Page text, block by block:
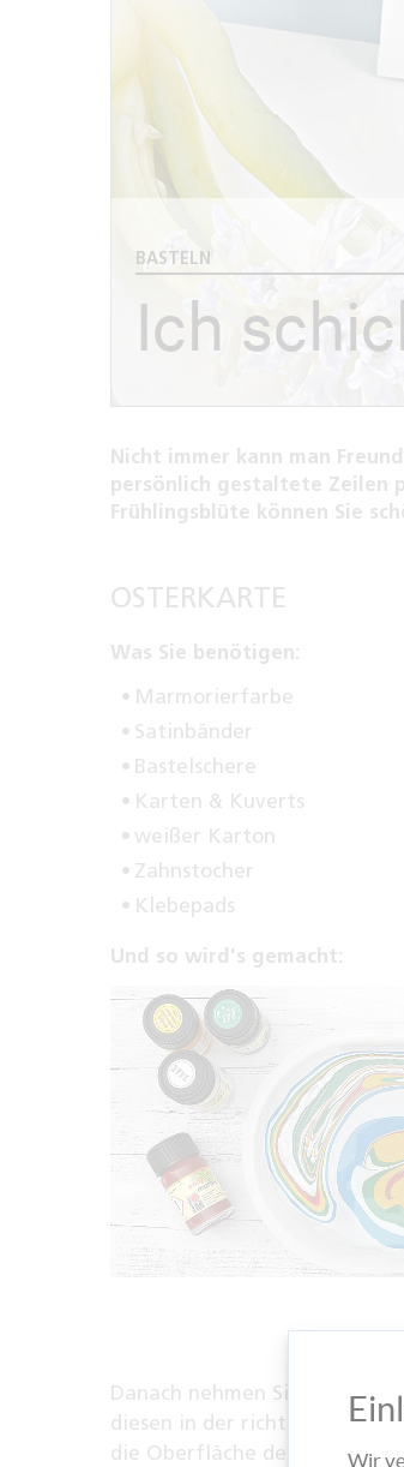
BASTELN
Ich
Nicht immer kann man
persönlich gestaltete Zeilen
Frühlingsblüte können Sie
OSTERKARTE
Was Sie benötigen:
Marmorierfarbe
Satinbänder
Bastelschere
Karten & Kuverts
weißer Karton
Zahnstocher
Klebepads
Und so wird's gemacht:
Danach nehmen Sie den
diesen in der richtigen Größe
die Oberfläche der
Wir